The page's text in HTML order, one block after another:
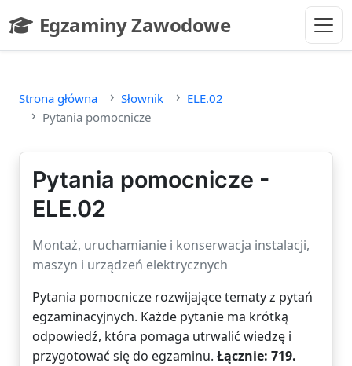
Egzaminy Zawodowe
- strona główna
Strona główna Słownik
ELE.02
Pytania pomocnicze
Pytania pomocnicze -
ELE.02
Montaż, uruchamianie i konserwacja instalacji,
maszyn i urządzeń elektrycznych
Pytania pomocnicze rozwijające tematy z pytań
egzaminacyjnych. Każde pytanie ma krótką
odpowiedź, która pomaga utrwalić wiedzę i
przygotować się do egzaminu. Łącznie: 719.